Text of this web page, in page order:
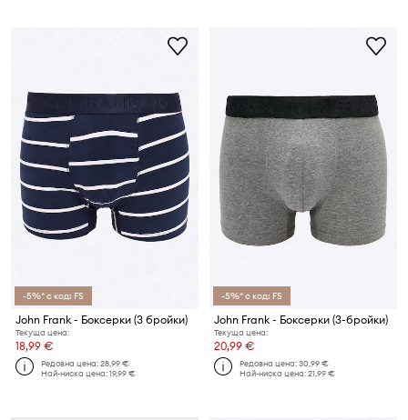
-5%* с код: FS
John Frank - Боксерки (3 бройки)
Текуща цена:
18,99 €
Редовна цена:28,99 €
Най-ниска цена:19,99 €
-5%* с код: FS
John Frank - Боксерки (3-бройки)
Текуща цена:
20,99 €
Редовна цена:30,99 €
Най-ниска цена:21,99 €